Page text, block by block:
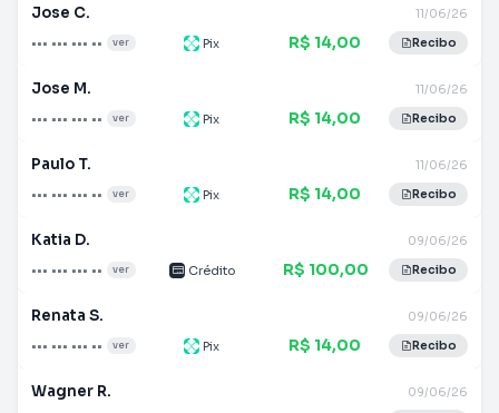
Jose C.
••• ••• ••• •• ver
11/06/26
Pix R$ 14,00 Recibo
Jose M.
••• ••• ••• •• ver
11/06/26
Pix R$ 14,00 Recibo
Paulo T.
••• ••• ••• •• ver
11/06/26
Pix R$ 14,00 Recibo
Katia D.
••• ••• ••• •• ver
09/06/26
Crédito R$ 100,00 Recibo
Renata S.
••• ••• ••• •• ver
09/06/26
Pix R$ 14,00 Recibo
Wagner R. 09/06/26